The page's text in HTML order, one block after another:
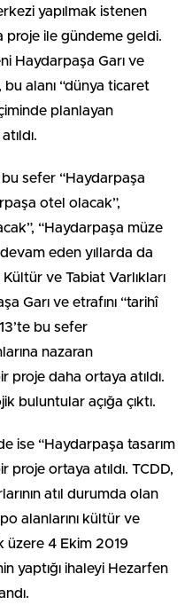
yapılmak istenen
proje ile gündeme geldi.
Haydarpaşa Garı ve
alanı “dünya ticaret
planlayan
sefer “Haydarpaşa
otel olacak”,
“Haydarpaşa müze
eden yıllarda da
ve Tabiat Varlıkları
Garı ve etrafını “tarihî
bu sefer
nazaran
proje daha ortaya atıldı.
buluntular açığa çıktı.
ise “Haydarpaşa tasarım
ortaya atıldı. TCDD,
atıl durumda olan
alanlarını kültür ve
üzere 4 Ekim 2019
yaptığı ihaleyi Hezarfen